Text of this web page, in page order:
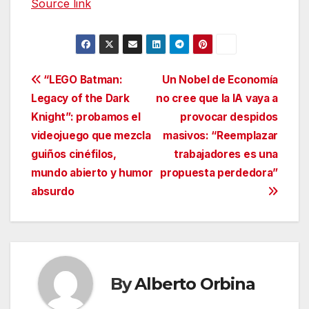
Source link
Navegación
de
entradas
Un Nobel de Economía
no cree que la IA vaya a
provocar despidos
masivos: “Reemplazar
trabajadores es una
propuesta perdedora”
“LEGO Batman:
Legacy of the Dark
Knight”: probamos el
videojuego que mezcla
guiños cinéfilos,
mundo abierto y humor
absurdo
ByAlberto Orbina